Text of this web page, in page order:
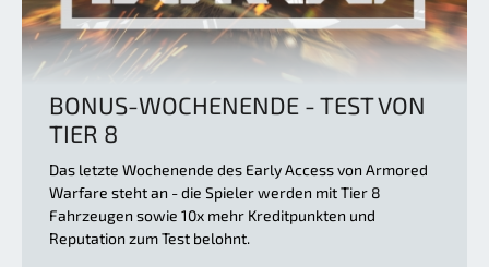
BONUS-WOCHENENDE - TEST VON
TIER 8
Das letzte Wochenende des Early Access von Armored
Warfare steht an - die Spieler werden mit Tier 8
Fahrzeugen sowie 10x mehr Kreditpunkten und
Reputation zum Test belohnt.